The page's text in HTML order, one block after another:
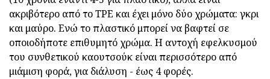
ακριβότερο από το TPE και έχει μόνο δύο χρώματα: γκρι
και μαύρο. Ενώ το πλαστικό μπορεί να βαφτεί σε
οποιοδήποτε επιθυμητό χρώμα. Η αντοχή εφελκυσμού
του συνθετικού καουτσούκ είναι περισσότερο από
μιάμιση φορά, για διάλυση - έως 4 φορές.